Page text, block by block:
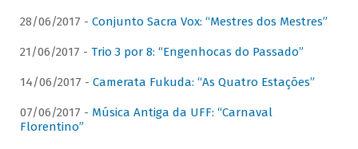
28/06/2017 - Conjunto Sacra Vox: “Mestres dos Mestres”
21/06/2017 - Trio 3 por 8: “Engenhocas do Passado”
14/06/2017 - Camerata Fukuda: “As Quatro Estações”
07/06/2017 - Música Antiga da UFF: “Carnaval
Florentino”